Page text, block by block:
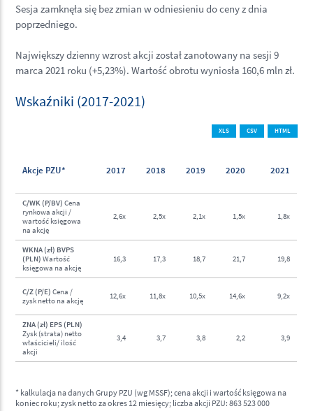
Sesja zamknęła się bez zmian w odniesieniu do ceny z dnia
poprzedniego.
Największy dzienny wzrost akcji został zanotowany na sesji 9
marca 2021 roku (+5,23%). Wartość obrotu wyniosła 160,6 mln zł.
Wskaźniki (2017-2021)
XLS CSV HTML
Akcje PZU* 2017 2018 2019 2020 2021
C/WK (P/BV)Cena
rynkowa akcji /
wartość księgowa
na akcję
2,6x 2,5x 2,1x 1,5x 1,8x
WKNA (zł) BVPS
(PLN)Wartość
księgowa na akcję
16,3 17,3 18,7 21,7 19,8
C/Z (P/E)Cena /
zysk netto na akcję
12,6x 11,8x 10,5x 14,6x 9,2x
ZNA (zł) EPS (PLN)
Zysk (strata) netto
właścicieli/ ilość
akcji
3,4 3,7 3,8 2,2 3,9
* kalkulacja na danych Grupy PZU (wg MSSF); cena akcji i wartość księgowa na
koniec roku; zysk netto za okres 12 miesięcy; liczba akcji PZU: 863 523 000